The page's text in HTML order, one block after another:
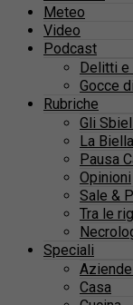
Meteo
Video
Podcast
Delitti e
Gocce
Rubriche
Gli
La
Pausa
Opinioni
Sale &
Tra le
Speciali
Casa